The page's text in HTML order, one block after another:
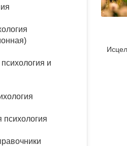
и
психология